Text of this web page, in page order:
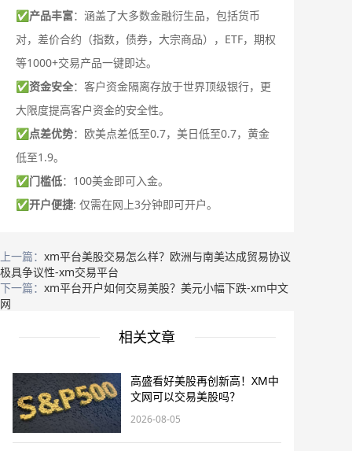
✅产品丰富：涵盖了大多数金融衍生品，包括货币
对，差价合约（指数，债券，大宗商品），ETF，期权
等1000+交易产品一键即达。
✅资金安全：客户资金隔离存放于世界顶级银行，更
大限度提高客户资金的安全性。
✅点差优势：欧美点差低至0.7，美日低至0.7，黄金
低至1.9。
✅门槛低：100美金即可入金。
✅开户便捷: 仅需在网上3分钟即可开户。
上一篇： xm平台美股交易怎么样？欧洲与南美达成贸易协议
极具争议性-xm交易平台
下一篇： xm平台开户如何交易美股？美元小幅下跌-xm中文
网
相关文章
高盛看好美股再创新高！XM中
文网可以交易美股吗？
2026-08-05